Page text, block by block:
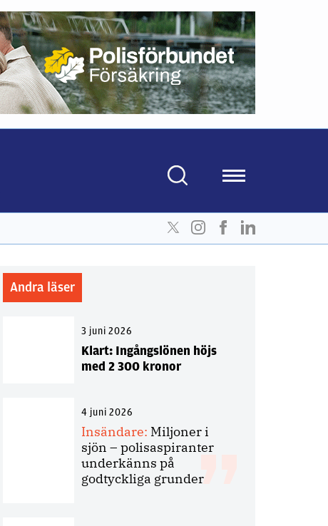
Andra läser
3 juni 2026
Klart: Ingångslönen höjs
med 2 300 kronor
4 juni 2026
Insändare: Miljoner i
sjön – polisaspiranter
underkänns på
godtyckliga grunder